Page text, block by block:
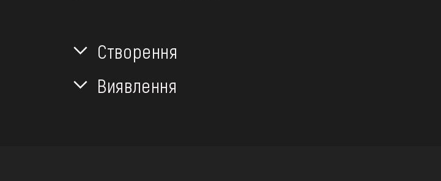
Створення
Виявлення